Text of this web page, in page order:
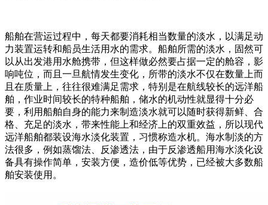
船舶在营运过程中，每天都要消耗相当数量的淡水，以满足动
力装置运转和船员生活用水的需求。船舶所需的淡水，固然可
以从出发港用水舱携带，但这样做必然要占据一定的舱容，影
响吨位，而且一旦航情发生变化，所带的淡水不仅在数量上而
且在质量上，往往很难满足需求，特别是在航线较长的远洋船
舶，作业时间较长的特种船舶，储水的机动性就显得十分必
要，利用船舶自身的能力来制造淡水就可以随时获得新鲜、合
格、充足的淡水，带来性能上和经济上的双重效益，所以现代
远洋船舶都装设海水淡化装置，习惯称造水机。海水制淡的方
法很多，例如蒸馏法、反渗透法，由于反渗透船用海水淡化设
备具有操作简单，安装方便，造价低等优势，已经被大多数船
舶安装使用。